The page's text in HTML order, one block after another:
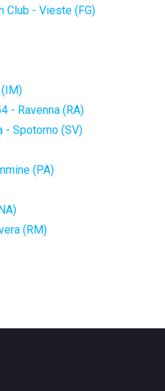
Club - Vieste (FG)
(IM)
- Ravenna (RA)
- Spotorno (SV)
(PA)
(RM)